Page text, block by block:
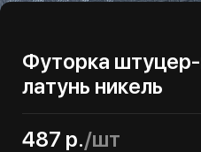
Футорка штуцер-
латунь никель
487 р./шт